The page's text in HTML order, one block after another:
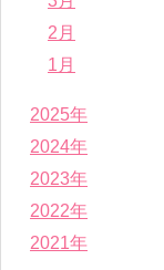
2月
1月
2025年
2024年
2023年
2022年
2021年